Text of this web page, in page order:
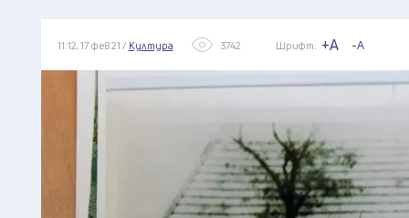
11:12, 17 фев 21 / Култура 3742 Шрифт: +A -A